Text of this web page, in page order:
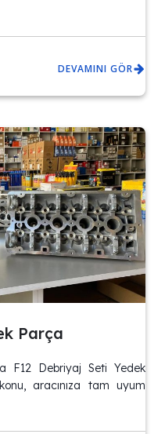
DEVAMINI GÖR
Parça
F12 Debriyaj Seti Yedek
aracınıza tam uyum